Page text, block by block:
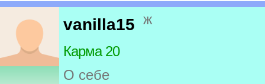
vanilla15 ж
Карма 20
О себе